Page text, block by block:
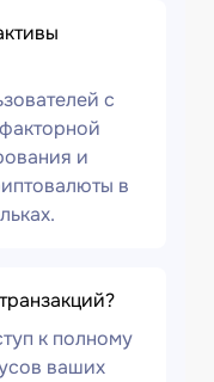
с
и
в
к полному
ваших